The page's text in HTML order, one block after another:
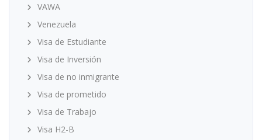
VAWA
Venezuela
Visa de Estudiante
Visa de Inversión
Visa de no inmigrante
Visa de prometido
Visa de Trabajo
Visa H2-B